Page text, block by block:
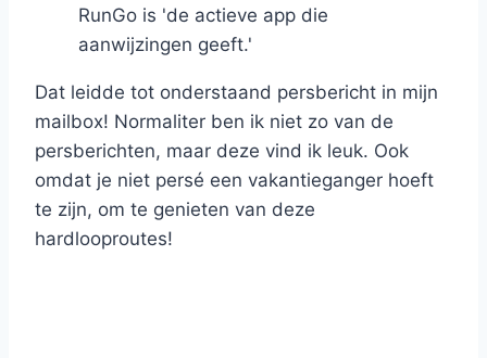
RunGo is 'de actieve app die
aanwijzingen geeft.'
Dat leidde tot onderstaand persbericht in mijn
mailbox! Normaliter ben ik niet zo van de
persberichten, maar deze vind ik leuk. Ook
omdat je niet persé een vakantieganger hoeft
te zijn, om te genieten van deze
hardlooproutes!